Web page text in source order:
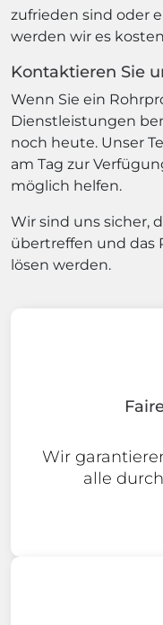
zufrieden sind oder
werden wir es
Kontaktieren Sie
Wenn Sie ein
Dienstleistungen
noch heute. Unser
am Tag zur
möglich helfen.
Wir sind uns sicher,
übertreffen und das
lösen werden.
Wir
alle